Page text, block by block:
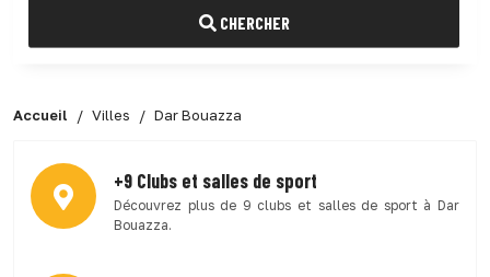
CHERCHER
Accueil Villes Dar Bouazza
+9 Clubs et salles de sport
Découvrez plus de 9 clubs et salles de sport à Dar
Bouazza.